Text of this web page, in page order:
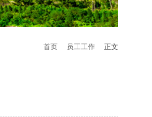
首页 员工工作 正文